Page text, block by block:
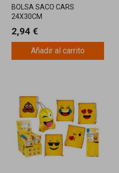
BOLSA SACO CARS
24X30CM
2,94 €
Añadir al carrito